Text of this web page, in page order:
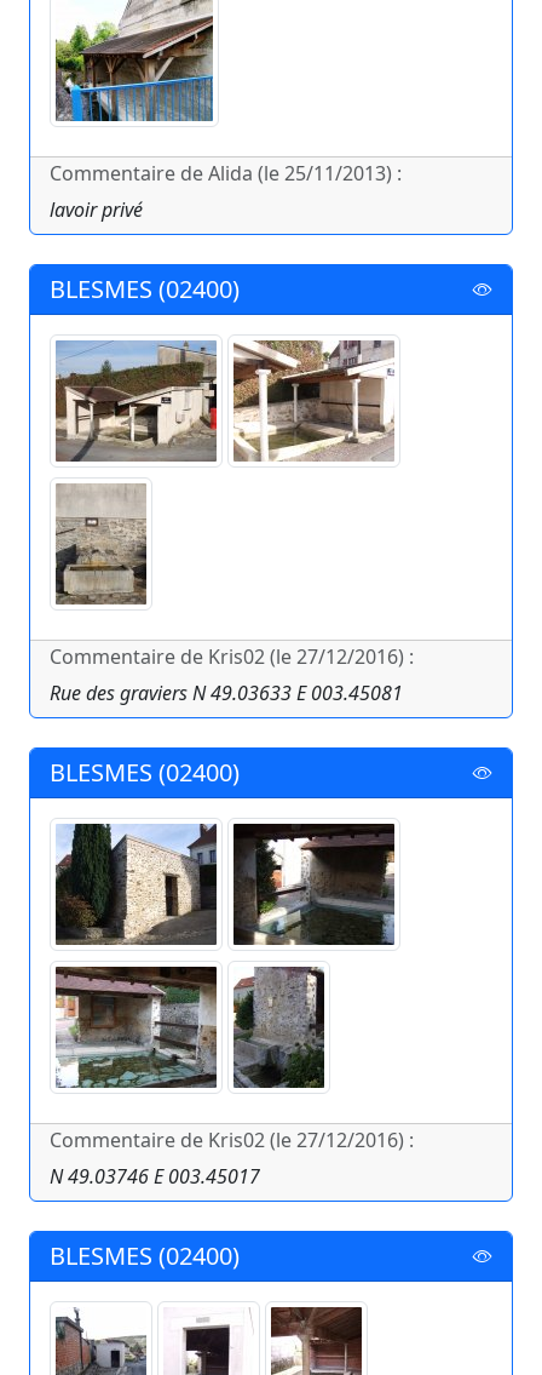
Commentaire de Alida (le 25/11/2013) :
lavoir privé
BLESMES (02400)
Commentaire de Kris02 (le 27/12/2016) :
Rue des graviers N 49.03633 E 003.45081
BLESMES (02400)
Commentaire de Kris02 (le 27/12/2016) :
N 49.03746 E 003.45017
BLESMES (02400)